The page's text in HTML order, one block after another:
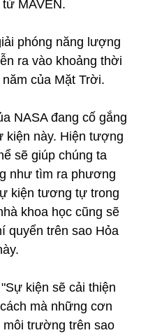
MAVEN.
phóng năng lượng
ra vào khoảng thời
của Mặt Trời.
NASA đang cố gắng
kiện này. Hiện tượng
sẽ giúp chúng ta
như tìm ra phương
kiện tương tự trong
khoa học cũng sẽ
quyển trên sao Hỏa
kiện sẽ cải thiện
mà những cơn
trường trên sao